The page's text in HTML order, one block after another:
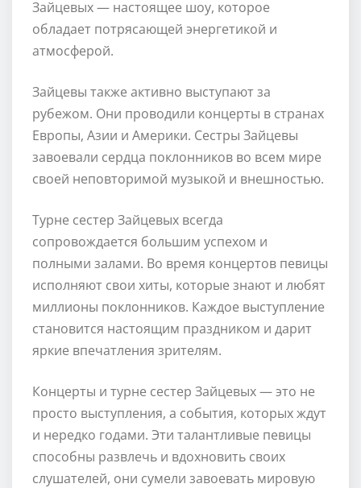
Зайцевых — настоящее шоу, которое
обладает потрясающей энергетикой и
атмосферой.
Зайцевы также активно выступают за
рубежом. Они проводили концерты в странах
Европы, Азии и Америки. Сестры Зайцевы
завоевали сердца поклонников во всем мире
своей неповторимой музыкой и внешностью.
Турне сестер Зайцевых всегда
сопровождается большим успехом и
полными залами. Во время концертов певицы
исполняют свои хиты, которые знают и любят
миллионы поклонников. Каждое выступление
становится настоящим праздником и дарит
яркие впечатления зрителям.
Концерты и турне сестер Зайцевых — это не
просто выступления, а события, которых ждут
и нередко годами. Эти талантливые певицы
способны развлечь и вдохновить своих
слушателей, они сумели завоевать мировую